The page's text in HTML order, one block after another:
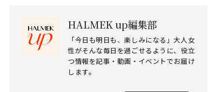
HALMEK up編集部
「今日も明日も、楽しみになる」大人女
性がそんな毎日を過ごせるように、役立
つ情報を記事・動画・イベントでお届け
します。